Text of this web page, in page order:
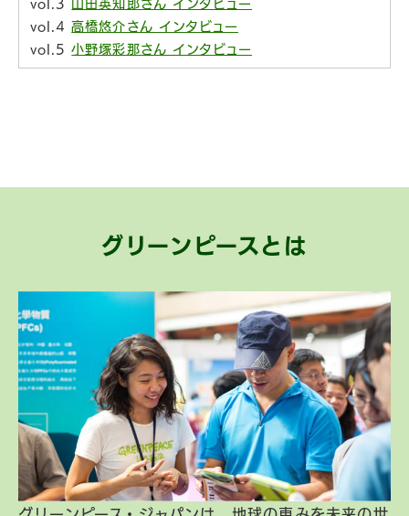
vol.3 山田英知郎さん インタビュー
vol.4高橋悠介さん インタビュー
vol.5小野塚彩那さん インタビュー
グリーンピースとは